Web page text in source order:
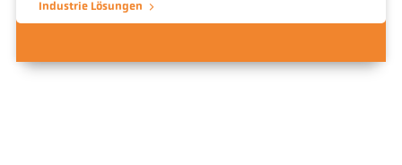
Industrie Lösungen